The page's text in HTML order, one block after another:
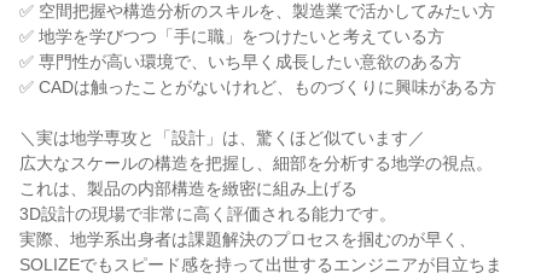
✅ 空間把握や構造分析のスキルを、製造業で活かしてみたい方
✅ 地学を学びつつ「手に職」をつけたいと考えている方
✅ 専門性が高い環境で、いち早く成長したい意欲のある方
✅ CADは触ったことがないけれど、ものづくりに興味がある方
＼実は地学専攻と「設計」は、驚くほど似ています／
広大なスケールの構造を把握し、細部を分析する地学の視点。
これは、製品の内部構造を緻密に組み上げる
3D設計の現場で非常に高く評価される能力です。
実際、地学系出身者は課題解決のプロセスを掴むのが早く、
SOLIZEでもスピード感を持って出世するエンジニアが目立ちま